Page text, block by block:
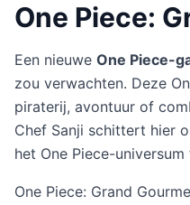
One Piece:
Een nieuwe One Piece-
zou verwachten. Deze
piraterij, avontuur of
Chef Sanji schittert hier
het One Piece-
One Piece: Grand